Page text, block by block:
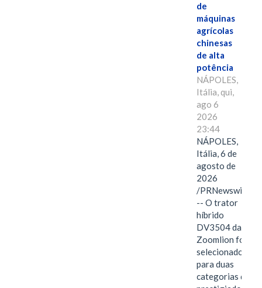
de
máquinas
agrícolas
chinesas
de alta
potência
NÁPOLES,
Itália, qui,
ago 6
2026
23:44
NÁPOLES,
Itália, 6 de
agosto de
2026
/PRNewswire/
-- O trator
híbrido
DV3504 da
Zoomlion foi
selecionado
para duas
categorias do